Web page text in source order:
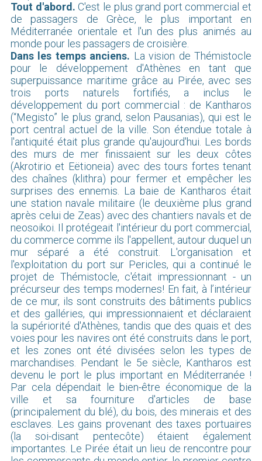
Tout d'abord. C'est le plus grand port commercial et
de passagers de Grèce, le plus important en
Méditerranée orientale et l'un des plus animés au
monde pour les passagers de croisière.
Dans les temps anciens. La vision de Thémistocle
pour le développement d'Athènes en tant que
superpuissance maritime grâce au Pirée, avec ses
trois ports naturels fortifiés, a inclus le
développement du port commercial : de Kantharos
(“Megisto” le plus grand, selon Pausanias), qui est le
port central actuel de la ville. Son étendue totale à
l'antiquité était plus grande qu'aujourd'hui. Les bords
des murs de mer finissaient sur les deux côtes
(Akrotirio et Eëtioneia) avec des tours fortes tenant
des chaînes (klithra) pour fermer et empêcher les
surprises des ennemis. La baie de Kantharos était
une station navale militaire (le deuxième plus grand
après celui de Zeas) avec des chantiers navals et de
neosoikoi. Il protégeait l'intérieur du port commercial,
du commerce comme ils l'appellent, autour duquel un
mur séparé a été construit. L'organisation et
l'exploitation du port sur Pericles, qui a continué le
projet de Thémistocle, c'était impressionnant - un
précurseur des temps modernes! En fait, à l’intérieur
de ce mur, ils sont construits des bâtiments publics
et des galléries, qui impressionnaient et déclaraient
la supériorité d'Athènes, tandis que des quais et des
voies pour les navires ont été construits dans le port,
et les zones ont été divisées selon les types de
marchandises. Pendant le 5e siècle, Kantharos est
devenu le port le plus important en Méditerranée !
Par cela dépendait le bien-être économique de la
ville et sa fourniture d'articles de base
(principalement du blé), du bois, des minerais et des
esclaves. Les gains provenant des taxes portuaires
(la soi-disant pentecôte) étaient également
importantes. Le Pirée était un lieu de rencontre pour